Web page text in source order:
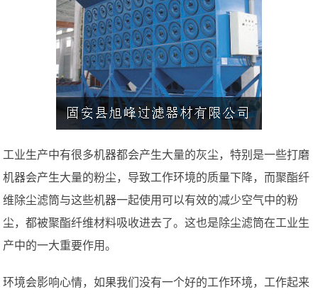
工业生产中有很多机器都会产生大量的灰尘，特别是一些打磨
机器会产生大量的粉尘，导致工作环境的质量下降，而聚酯纤
维除尘滤筒与这些机器一起使用可以有效的减少空气中的粉
尘，都被聚酯纤维材料吸收进去了。这也是除尘滤筒在工业生
产中的一大重要作用。
环境会影响心情，如果我们没有一个好的工作环境，工作起来